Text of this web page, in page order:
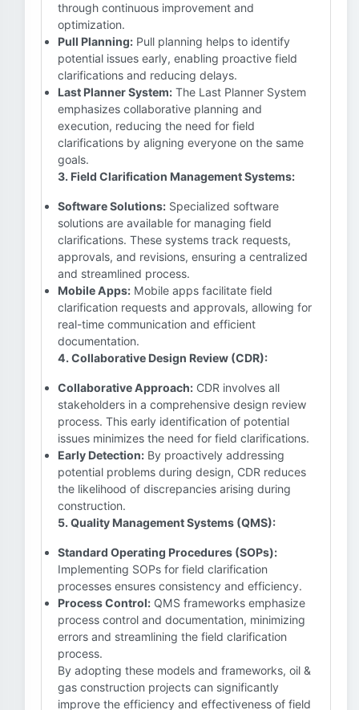
through continuous improvement and
optimization.
Pull Planning: Pull planning helps to identify
potential issues early, enabling proactive field
clarifications and reducing delays.
Last Planner System: The Last Planner System
emphasizes collaborative planning and
execution, reducing the need for field
clarifications by aligning everyone on the same
goals.
3. Field Clarification Management Systems:
Software Solutions: Specialized software
solutions are available for managing field
clarifications. These systems track requests,
approvals, and revisions, ensuring a centralized
and streamlined process.
Mobile Apps: Mobile apps facilitate field
clarification requests and approvals, allowing for
real-time communication and efficient
documentation.
4. Collaborative Design Review (CDR):
Collaborative Approach: CDR involves all
stakeholders in a comprehensive design review
process. This early identification of potential
issues minimizes the need for field clarifications.
Early Detection: By proactively addressing
potential problems during design, CDR reduces
the likelihood of discrepancies arising during
construction.
5. Quality Management Systems (QMS):
Standard Operating Procedures (SOPs):
Implementing SOPs for field clarification
processes ensures consistency and efficiency.
Process Control: QMS frameworks emphasize
process control and documentation, minimizing
errors and streamlining the field clarification
process.
By adopting these models and frameworks, oil &
gas construction projects can significantly
improve the efficiency and effectiveness of field